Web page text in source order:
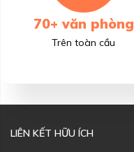
70+ văn phòng
Trên toàn cầu
LIÊN KẾT HỮU ÍCH